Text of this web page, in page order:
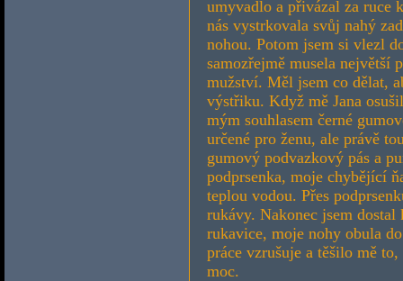
umyvadlo a přivázal za ruce
nás vystrkovala svůj nahý
nohou. Potom jsem si vlezl
samozřejmě musela největší
mužství. Měl jsem co dělat,
výstřiku. Když mě Jana
mým souhlasem černé
určené pro ženu, ale právě
gumový podvazkový pás a
podprsenka, moje chybějící
teplou vodou. Přes
rukávy. Nakonec jsem
rukavice, moje nohy obula
práce vzrušuje a těšilo mě
moc.